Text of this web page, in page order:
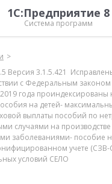
1С:Предприятие 8
Система программ
Версия 3.1.5.421
с Федеральным
года проиндексированы
на детей-
выплаты пособий по
случаями на
заболеваниями- пособие
учете
условий СЕЛО